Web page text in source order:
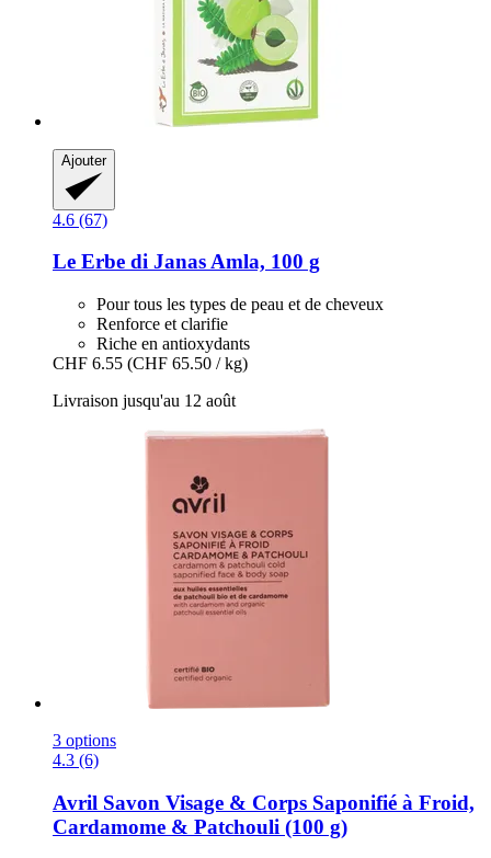
Ajouter
4.6 (67)
Le Erbe di JanasAmla, 100 g
Pour tous les types de peau et de cheveux
Renforce et clarifie
Riche en antioxydants
CHF 6.55 (CHF 65.50 / kg)
Livraison jusqu'au 12 août
3 options
4.3 (6)
Avril Savon Visage & Corps Saponifié à Froid,
Cardamome & Patchouli (100 g)